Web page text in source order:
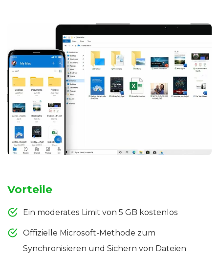
Vorteile
Ein moderates Limit von 5 GB kostenlos
Offizielle Microsoft-Methode zum
Synchronisieren und Sichern von Dateien